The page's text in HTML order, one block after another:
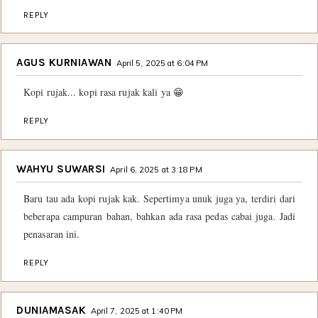
REPLY
AGUS KURNIAWAN April 5, 2025 at 6:04 PM
Kopi rujak... kopi rasa rujak kali ya 😁
REPLY
WAHYU SUWARSI April 6, 2025 at 3:18 PM
Baru tau ada kopi rujak kak. Sepertimya unuk juga ya, terdiri dari
beberapa campuran bahan, bahkan ada rasa pedas cabai juga. Jadi
penasaran ini.
REPLY
DUNIAMASAK April 7, 2025 at 1:40 PM